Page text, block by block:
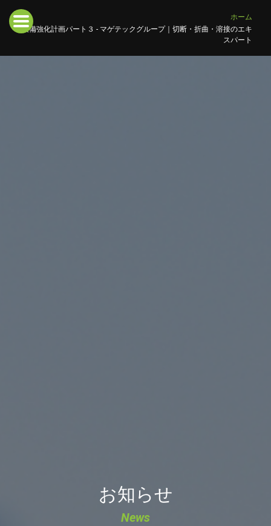
ホーム
設備強化計画パート３ - マゲテックグループ｜切断・折曲・溶接のエキ
スパート
お知らせ
News